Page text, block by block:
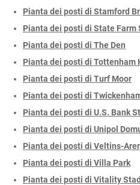
Pianta dei posti di Stamford
Pianta dei posti di State Farm
Pianta dei posti di The Den
Pianta dei posti di Tottenham
Pianta dei posti di Turf Moor
Pianta dei posti di
Pianta dei posti di U.S. Bank
Pianta dei posti di Unipol
Pianta dei posti di Veltins-
Pianta dei posti di Villa Park
Pianta dei posti di Vitality